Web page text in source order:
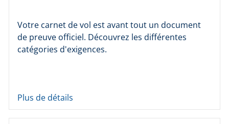
Votre carnet de vol est avant tout un document
de preuve officiel. Découvrez les différentes
catégories d'exigences.
Plus de détails